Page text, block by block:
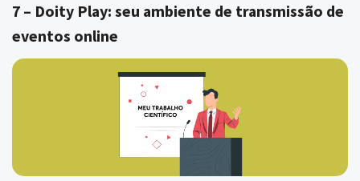
7 – Doity Play: seu ambiente de transmissão de
eventos online